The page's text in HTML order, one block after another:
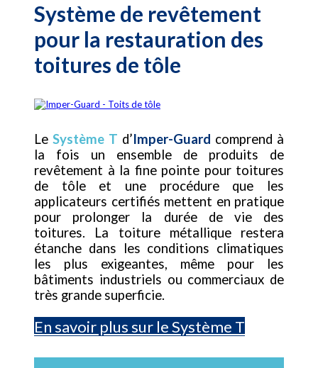
Système de revêtement
pour la restauration des
toitures de tôle
Le Système T d’Imper-Guard comprend à
la fois un ensemble de produits de
revêtement à la fine pointe pour toitures
de tôle et une procédure que les
applicateurs certifiés mettent en pratique
pour prolonger la durée de vie des
toitures. La toiture métallique restera
étanche dans les conditions climatiques
les plus exigeantes, même pour les
bâtiments industriels ou commerciaux de
très grande superficie.
En savoir plus sur le Système T